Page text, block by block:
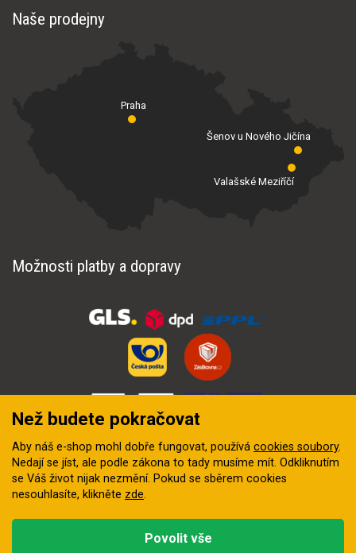
Naše prodejny
Praha
Valašské Meziříčí
Šenov u Nového Jičína
Možnosti platby a dopravy
digitální agentura FEO
Než budete pokračovat
Aby náš e-shop mohl dobře fungovat, používá cookies soubory.
Nedají se jíst, ale podle zákona to tady musíme mít. Odkliknutím
se Váš život nijak nezmění. Pokud se sběrem cookies
nesouhlasíte, klikněte zde.
Povolit vše